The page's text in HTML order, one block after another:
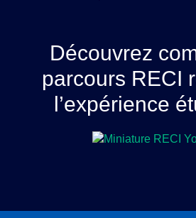
Découvrez
parcours RECI
l’expérience